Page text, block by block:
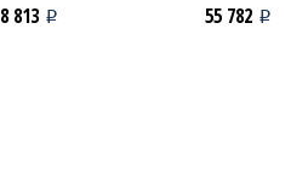
8 813 i 55 782 i